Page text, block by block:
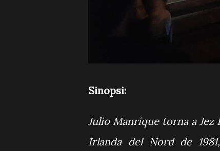
Sinopsi:
Julio Manrique torna a
Irlanda del Nord de